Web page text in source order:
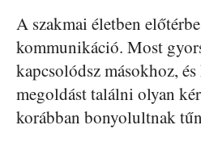
A szakmai életben
kommunikáció. Most
kapcsolódsz másokhoz,
megoldást találni olyan
korábban bonyolultnak